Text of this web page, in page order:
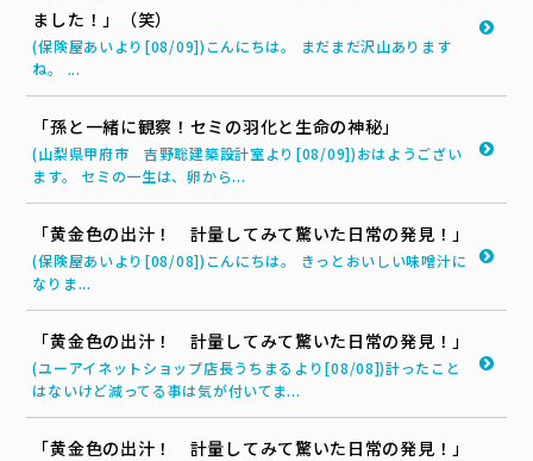
ました！」（笑）
(保険屋あいより[08/09])こんにちは。 まだまだ沢山あります
ね。 ...
「孫と一緒に観察！セミの羽化と生命の神秘」
(山梨県甲府市 吉野聡建築設計室より[08/09])おはようござい
ます。 セミの一生は、卵から...
「黄金色の出汁！ 計量してみて驚いた日常の発見！」
(保険屋あいより[08/08])こんにちは。 きっとおいしい味噌汁に
なりま...
「黄金色の出汁！ 計量してみて驚いた日常の発見！」
(ユーアイネットショップ店長うちまるより[08/08])計ったこと
はないけど減ってる事は気が付いてま...
「黄金色の出汁！ 計量してみて驚いた日常の発見！」